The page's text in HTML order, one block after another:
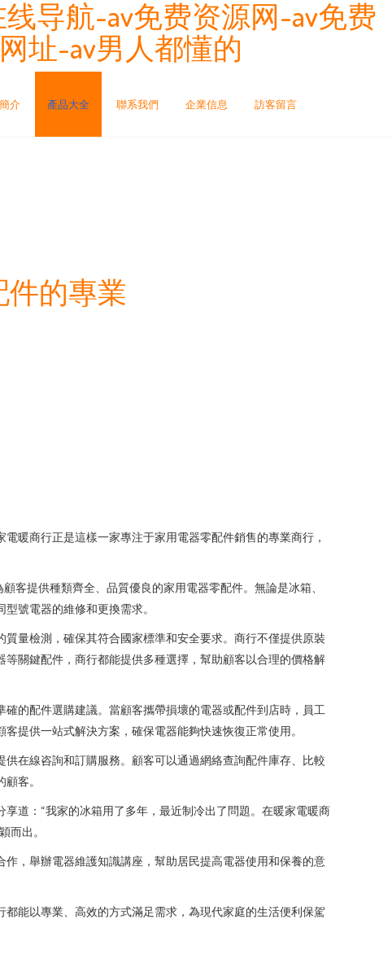
导航-av免费资源网-av免费
址-av男人都懂的
介 產品大全 聯系我們 企業信息 訪客留言
的專業
暖商行正是這樣一家專注于家用電器零配件銷售的專業商行，
客提供種類齊全、品質優良的家用電器零配件。無論是冰箱、
號電器的維修和更換需求。
量檢測，確保其符合國家標準和安全要求。商行不僅提供原裝
關鍵配件，商行都能提供多種選擇，幫助顧客以合理的價格解
的配件選購建議。當顧客攜帶損壞的電器或配件到店時，員工
提供一站式解決方案，確保電器能夠快速恢復正常使用。
在線咨詢和訂購服務。顧客可以通過網絡查詢配件庫存、比較
客。
道：“我家的冰箱用了多年，最近制冷出了問題。在暖家電暖商
而出。
，舉辦電器維護知識講座，幫助居民提高電器使用和保養的意
能以專業、高效的方式滿足需求，為現代家庭的生活便利保駕